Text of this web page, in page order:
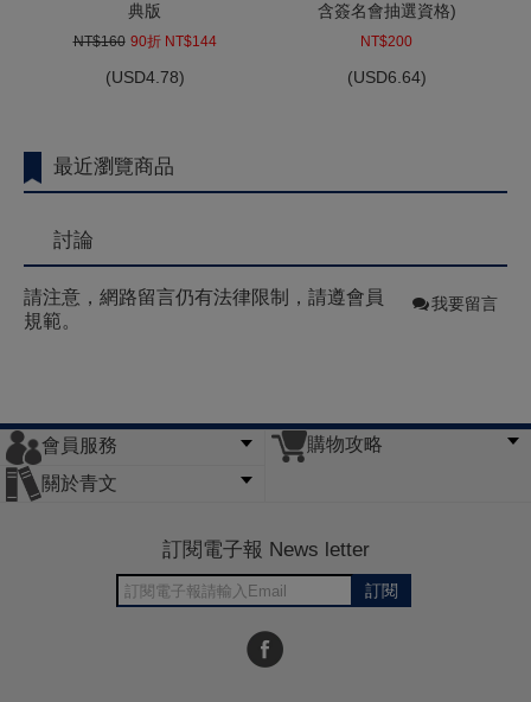
典版
NT$160 90折 NT$144
(USD4.78)
含簽名會抽選資格)
NT$200
(USD6.64)
最近瀏覽商品
討論
請注意，網路留言仍有法律限制，請遵會員
規範。
我要留言
會員服務
會員辦法
客服信箱
隱私條款
網站導覽
購物攻略
關於青文
訂閱電子報 News letter
訂閱